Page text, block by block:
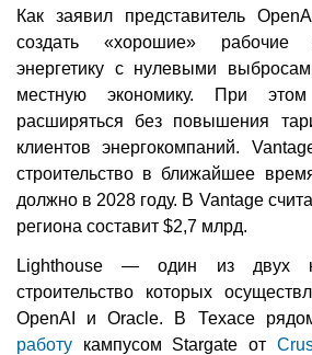
Как заявил представитель
создать «хорошие» рабочие
энергетику с нулевыми
местную экономику. При
расширяться без повышения
клиентов энергокомпаний.
строительство в ближайшее
должно в 2028 году. В Vantage
региона составит $2,7 млрд.
Lighthouse — один из двух
строительство которых
OpenAI и Oracle. В Техасе
работу кампусом Stargate от